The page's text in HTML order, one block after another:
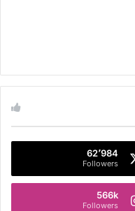
62٬984
Followers
566k
Followers